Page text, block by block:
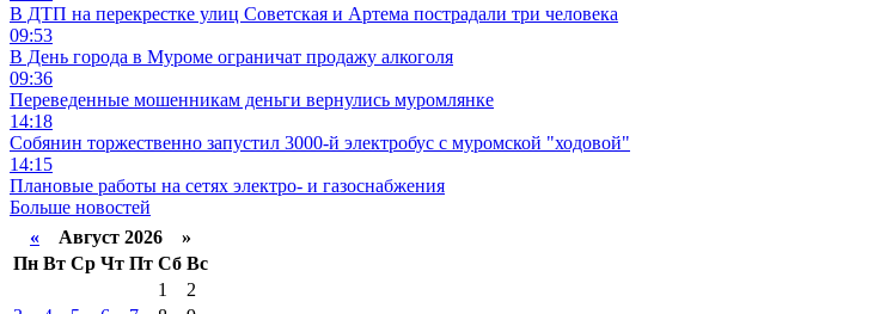
В ДТП на перекрестке улиц Советская и Артема пострадали три человека
09:53
В День города в Муроме ограничат продажу алкоголя
09:36
Переведенные мошенникам деньги вернулись муромлянке
14:18
Собянин торжественно запустил 3000-й электробус с муромской "ходовой"
14:15
Плановые работы на сетях электро- и газоснабжения
Больше новостей
« Август 2026 »
Пн Вт Ср Чт Пт Сб Вс
1
2